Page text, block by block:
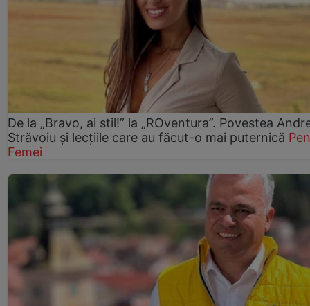
De la „Bravo, ai stil!” la „ROventura”. Povestea
Străvoiu și lecțiile care au făcut-o mai puternică
Femei